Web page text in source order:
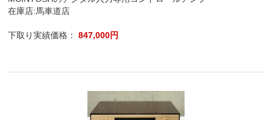
在庫店:馬車道店
下取り実績価格：847,000円